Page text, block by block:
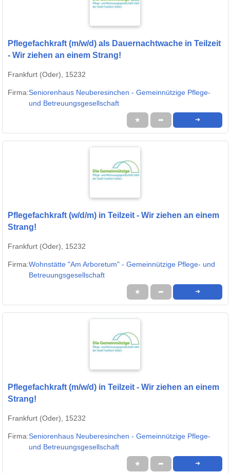
Pflegefachkraft (m/w/d) als Dauernachtwache in Teilzeit
- Wir ziehen an einem Strang!
Frankfurt (Oder), 15232
Firma:Seniorenhaus Neuberesinchen - Gemeinnützige Pflege-
und Betreuungsgesellschaft
★ ➦ ➜
Pflegefachkraft (w/d/m) in Teilzeit - Wir ziehen an einem
Strang!
Frankfurt (Oder), 15232
Firma:Wohnstätte "Am Arboretum" - Gemeinnützige Pflege- und
Betreuungsgesellschaft
★ ➦ ➜
Pflegefachkraft (m/w/d) in Teilzeit - Wir ziehen an einem
Strang!
Frankfurt (Oder), 15232
Firma:Seniorenhaus Neuberesinchen - Gemeinnützige Pflege-
und Betreuungsgesellschaft
★ ➦ ➜